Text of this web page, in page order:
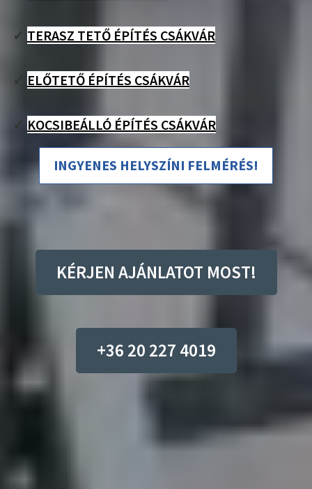
✓ TERASZ TETŐ ÉPÍTÉS CSÁKVÁR
✓ ELŐTETŐ ÉPÍTÉS CSÁKVÁR
✓ KOCSIBEÁLLÓ ÉPÍTÉS CSÁKVÁR
INGYENES HELYSZÍNI FELMÉRÉS!
KÉRJEN AJÁNLATOT MOST!
+36 20 227 4019